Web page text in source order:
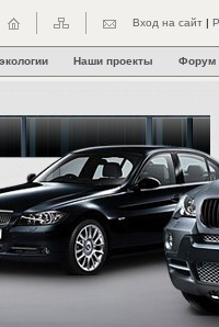
Вход на сайт |
Наши проекты Форум